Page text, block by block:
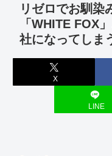
リゼロでお馴染
「WHITE FOX
社になってしま
X
LINE